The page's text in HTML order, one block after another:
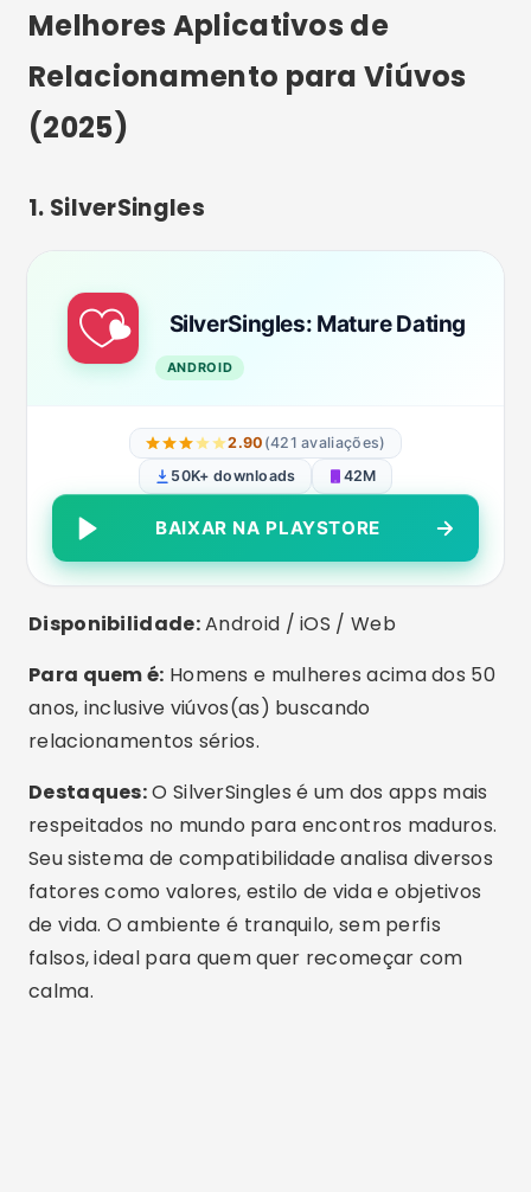
Melhores Aplicativos de
Relacionamento para Viúvos
(2025)
1. SilverSingles
SilverSingles: Mature Dating
ANDROID
2.90 (421 avaliações)
50K+ downloads
42M
BAIXAR NA PLAYSTORE
Disponibilidade:Android / iOS / Web
Para quem é: Homens e mulheres acima dos 50
anos, inclusive viúvos(as) buscando
relacionamentos sérios.
Destaques:O SilverSingles é um dos apps mais
respeitados no mundo para encontros maduros.
Seu sistema de compatibilidade analisa diversos
fatores como valores, estilo de vida e objetivos
de vida. O ambiente é tranquilo, sem perfis
falsos, ideal para quem quer recomeçar com
calma.